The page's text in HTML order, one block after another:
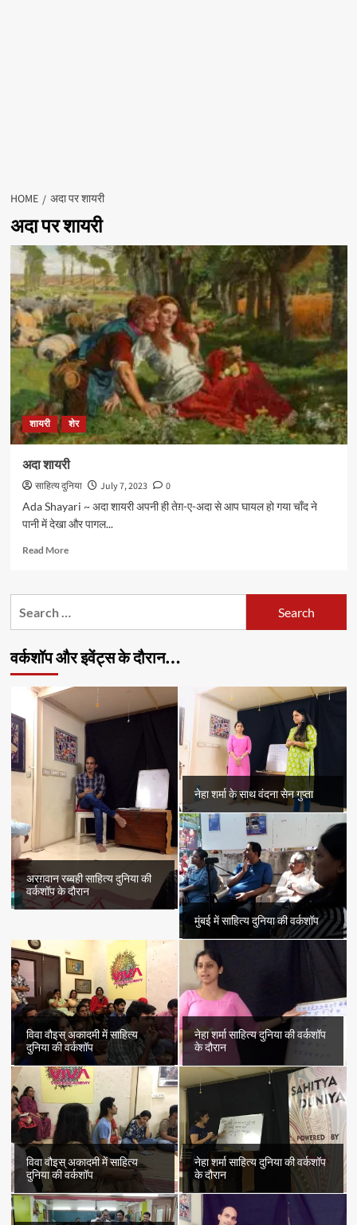
HOME अदा पर शायरी
अदा पर शायरी
शायरी शेर
अदा शायरी
साहित्य दुनिया July 7, 2023
0
Ada Shayari ~ अदा शायरी अपनी ही तेग़-ए-अदा से आप घायल हो गया चाँद ने
पानी में देखा और पागल...
Read MoreRead
अदा
वर्कशॉप और इवेंट्स के दौरान…
अरग़वान रब्बही साहित्य दुनिया की
वर्कशॉप के दौरान
नेहा शर्मा के साथ वंदना सेन गुप्ता
मुंबई में साहित्य दुनिया की वर्कशॉप
विवा वौइस् अकादमी में साहित्य
दुनिया की वर्कशॉप
नेहा शर्मा साहित्य दुनिया की वर्कशॉप
के दौरान
विवा वौइस् अकादमी में साहित्य
दुनिया की वर्कशॉप
नेहा शर्मा साहित्य दुनिया की वर्कशॉप
के दौरान